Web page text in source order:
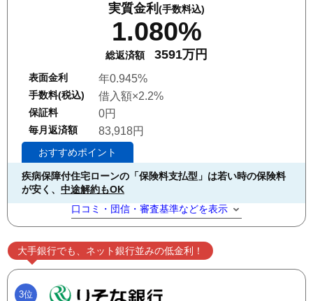
実質金利 (手数料込)
1.080%
総返済額 3591万円
表面金利 年0.945%
手数料(税込) 借入額×2.2%
保証料 0円
毎月返済額 83,918円
おすすめポイント
疾病保障付住宅ローンの「保険料支払型」は若い時の保険料
が安く、 中途解約もOK
口コミ・団信・審査基準などを表示
大手銀行でも、ネット銀行並みの低金利！
3位